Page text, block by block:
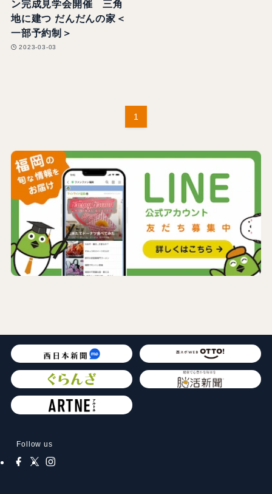
ン完成見学会開催 三角
地に建つ だんだんの家＜
一部予約制＞
2023-03-03
1
Follow us